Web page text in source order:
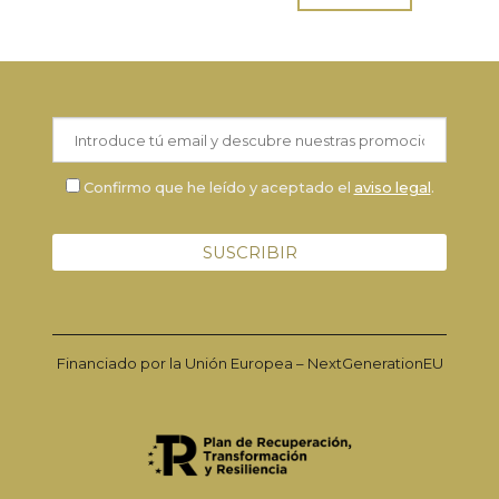
Confirmo que he leído y aceptado el aviso legal.
Financiado por la Unión Europea – NextGenerationEU